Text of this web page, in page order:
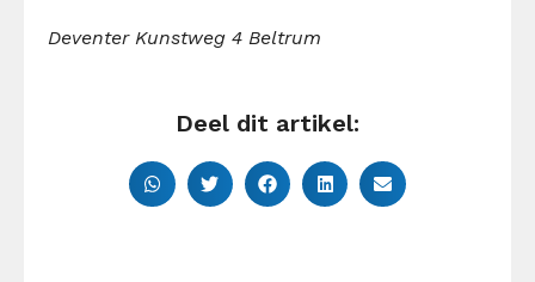
Deventer Kunstweg 4 Beltrum
Deel dit artikel: